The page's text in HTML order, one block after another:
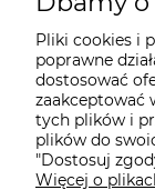
Dostawa i
Pomoc
Pliki cookies i
poprawne
dostosować
zaakceptować
tych plików i
plików do
"Dostosuj
Więcej o